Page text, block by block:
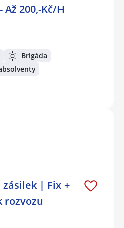
Až 200,-Kč/H
Brigáda
zásilek | Fix +
rozvozu